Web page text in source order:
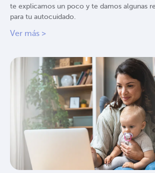
te explicamos un poco y te damos algunas
para tu autocuidado.
Ver más >